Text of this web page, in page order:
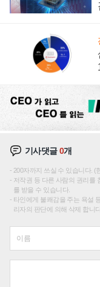
기사댓글0개
200자까지 쓰실 수 있습니다. (
저작권 등 다른 사람의 권리를
를 받을 수 있습니다.
타인에게 불쾌감을 주는 욕설
리자의 판단에 의해 삭제 합니